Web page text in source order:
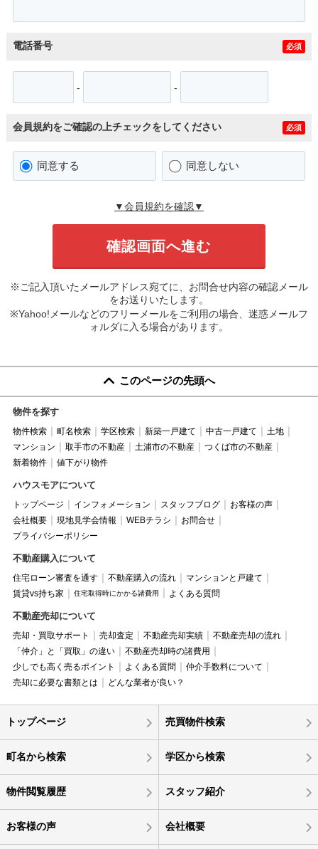
電話番号 必須
- -
会員規約をご確認の上チェックをしてください 必須
同意する 同意しない
▼会員規約を確認▼
※ご記入頂いたメールアドレス宛てに、お問合せ内容の確認メール
をお送りいたします。
※Yahoo!メールなどのフリーメールをご利用の場合、迷惑メールフ
ォルダに入る場合があります。
このページの先頭へ
物件を探す
物件検索 町名検索 学区検索 新築一戸建て 中古一戸建て
土地
マンション
取手市の不動産 土浦市の不動産
つくば市の不動産
新着物件
値下がり物件
ハウスモアについて
トップページ インフォメーション スタッフブログ
お客様の声
会社概要
現地見学会情報 WEBチラシ
お問合せ
プライバシーポリシー
不動産購入について
住宅ローン審査を通す 不動産購入の流れ
マンションと戸建て
賃貸vs持ち家
住宅取得時にかかる諸費用 よくある質問
不動産売却について
売却・買取サポート 売却査定 不動産売却実績
不動産売却の流れ
「仲介」と「買取」の違い
不動産売却時の諸費用
少しでも高く売るポイント
よくある質問
仲介手数料について
売却に必要な書類とは
どんな業者が良い？
トップページ 売買物件検索
町名から検索 学区から検索
物件閲覧履歴 スタッフ紹介
お客様の声 会社概要